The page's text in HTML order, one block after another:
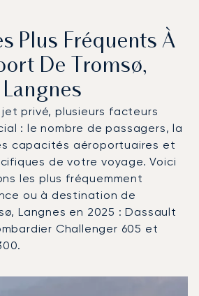
Plus Fréquents À
De Tromsø,
Langnes
privé, plusieurs facteurs
: le nombre de passagers, la
capacités aéroportuaires et
de votre voyage. Voici
les plus fréquemment
ou à destination de
Langnes en 2025 : Dassault
Challenger 605 et